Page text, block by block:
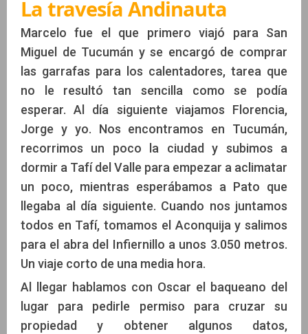
La travesía Andinauta
Marcelo fue el que primero viajó para San
Miguel de Tucumán y se encargó de comprar
las garrafas para los calentadores, tarea que
no le resultó tan sencilla como se podía
esperar. Al día siguiente viajamos Florencia,
Jorge y yo. Nos encontramos en Tucumán,
recorrimos un poco la ciudad y subimos a
dormir a Tafí del Valle para empezar a aclimatar
un poco, mientras esperábamos a Pato que
llegaba al día siguiente. Cuando nos juntamos
todos en Tafí, tomamos el Aconquija y salimos
para el abra del Infiernillo a unos 3.050 metros.
Un viaje corto de una media hora.
Al llegar hablamos con Oscar el baqueano del
lugar para pedirle permiso para cruzar su
propiedad y obtener algunos datos,